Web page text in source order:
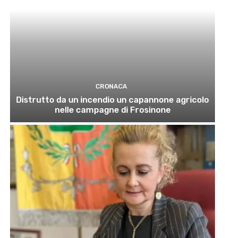
CRONACA
Distrutto da un incendio un capannone agricolo
nelle campagne di Frosinone